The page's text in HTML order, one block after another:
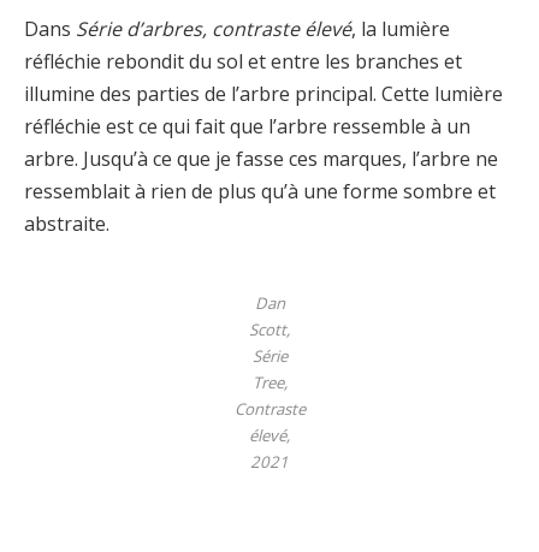
Dans Série d’arbres, contraste élevé, la lumière
réfléchie rebondit du sol et entre les branches et
illumine des parties de l’arbre principal. Cette lumière
réfléchie est ce qui fait que l’arbre ressemble à un
arbre. Jusqu’à ce que je fasse ces marques, l’arbre ne
ressemblait à rien de plus qu’à une forme sombre et
abstraite.
Dan
Scott,
Série
Tree,
Contraste
élevé,
2021